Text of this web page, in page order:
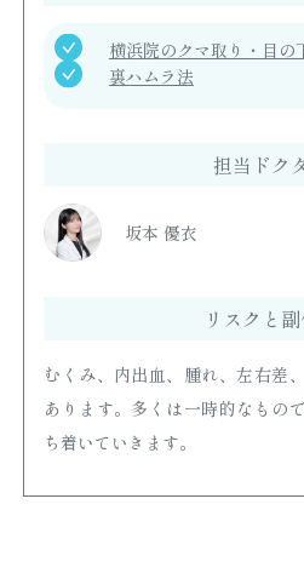
横浜院のクマ取り・目の
裏ハムラ法
担当ドク
坂本 優衣
リスクと
むくみ、内出血、腫れ、左右差
あります。多くは一時的なもの
ち着いていきます。